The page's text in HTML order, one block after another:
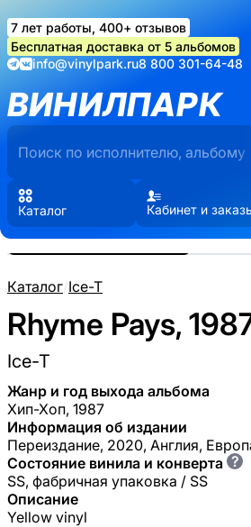
7 лет работы, 400+ отзывов
Бесплатная доставка от 5 альбомов
info@vinylpark.ru8 800 301-64-48
ВИНИЛПАРК
Каталог Кабинет и
Каталог/Ice-T
Rhyme Pays,
Ice-T
Жанр и год выхода альбома
Хип-Хоп, 1987
Информация об издании
Переиздание, 2020, Англия,
Состояние винила и конверта ?
SS, фабричная упаковка / SS
Описание
Yellow vinyl
Реальные фото пластинки.
Нажмите, чтобы увеличить